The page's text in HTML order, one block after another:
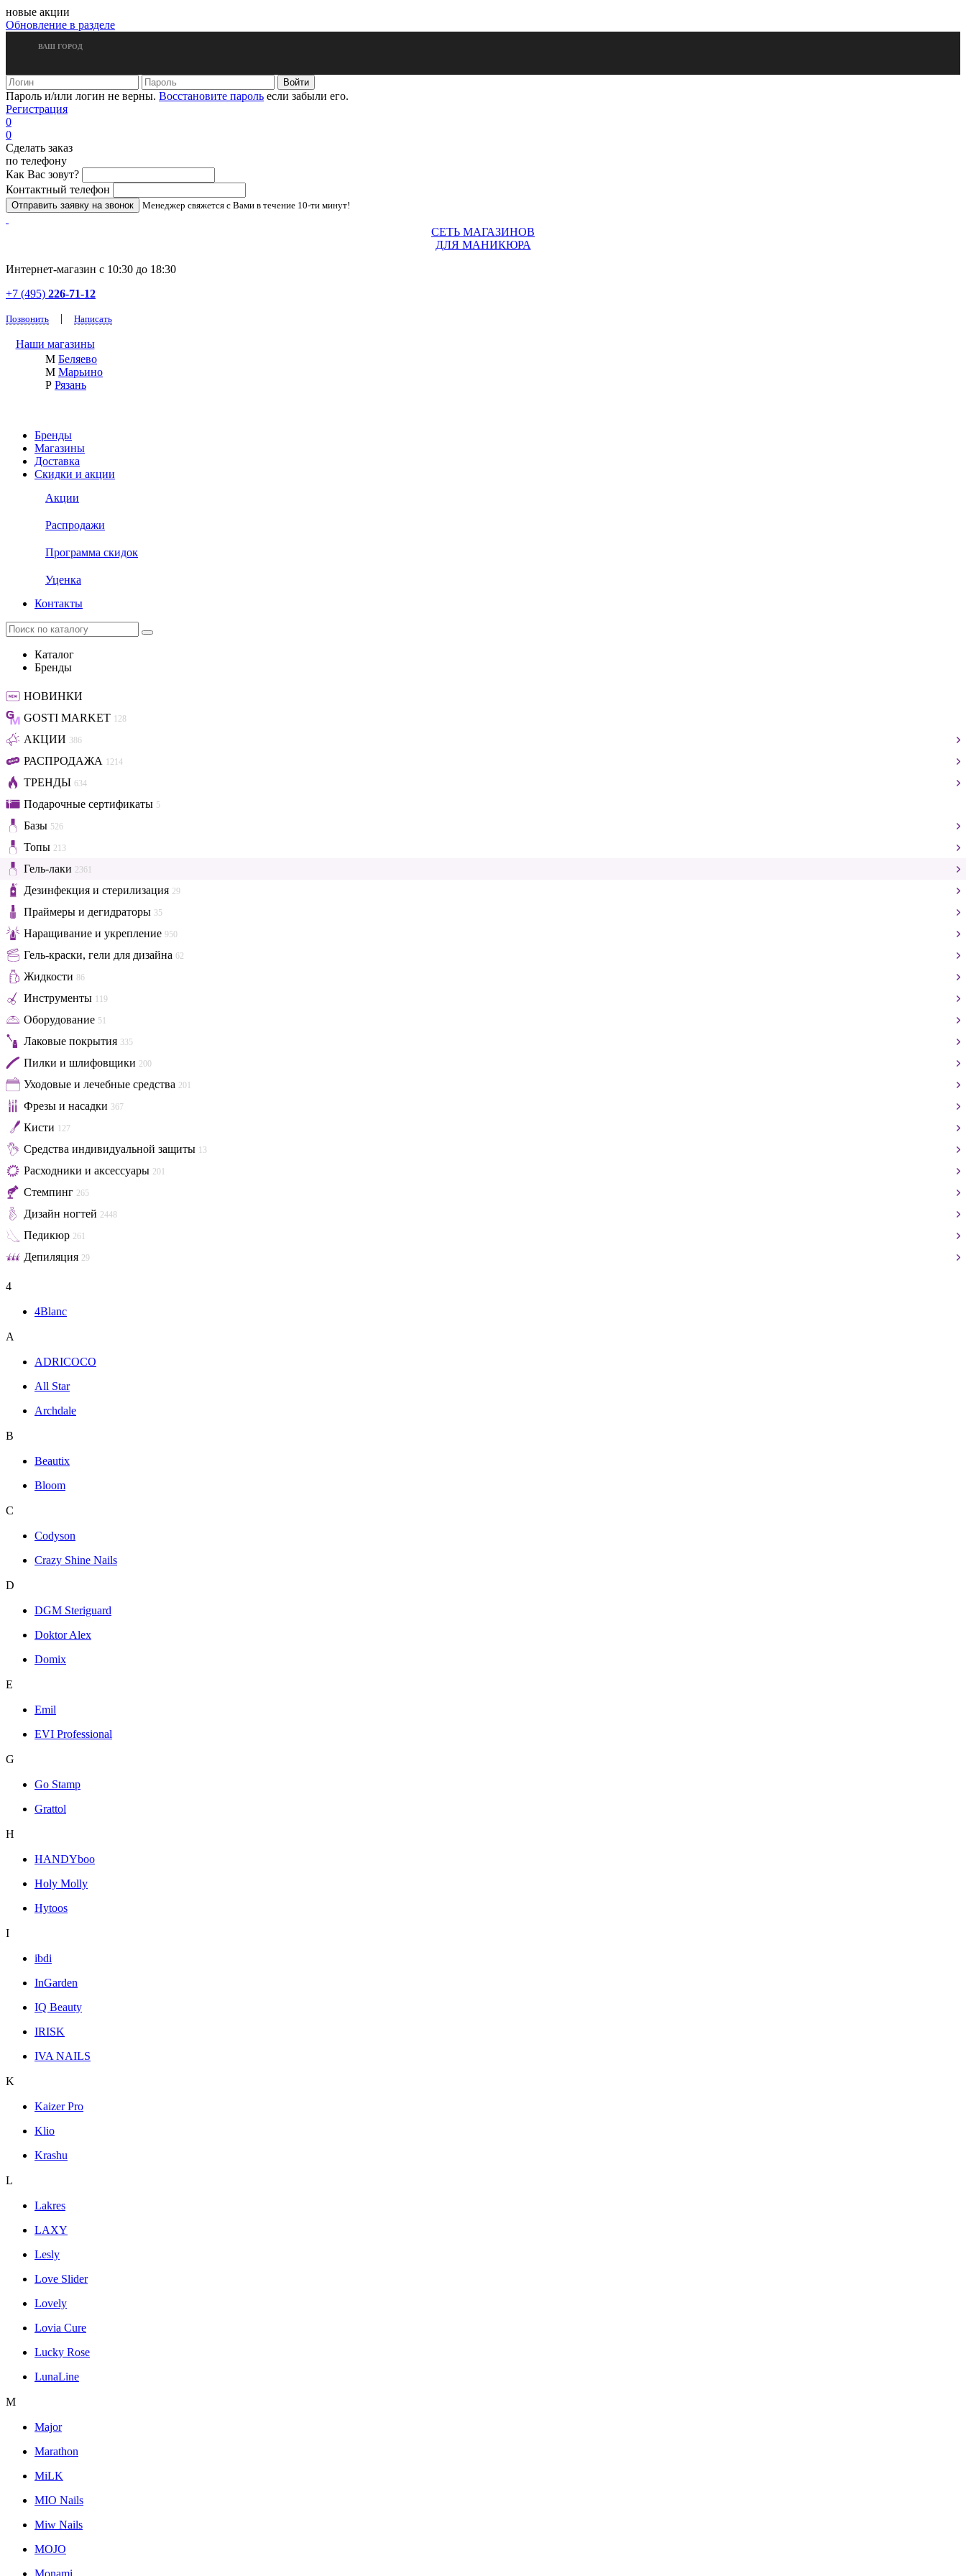
новые акции
Обновление в разделе
ВАШ ГОРОД
Пароль и/или логин не верны. Восстановите пароль если забыли его.
Регистрация
0
0
Сделать заказ
по телефону
Как Вас зовут?
Контактный телефон
Менеджер свяжется с Вами в течение 10-ти минут!
СЕТЬ МАГАЗИНОВ
ДЛЯ МАНИКЮРА
Интернет-магазин с 10:30 до 18:30
+7 (495) 226-71-12
Позвонить | Написать
Наши магазины
М Беляево
М Марьино
Р Рязань
Бренды
Магазины
Доставка
Скидки и акции
Акции
Распродажи
Программа скидок
Уценка
Контакты
Каталог
Бренды
НОВИНКИ
GOSTI MARKET 128
АКЦИИ 386
РАСПРОДАЖА 1214
ТРЕНДЫ 634
Подарочные сертификаты 5
Базы 526
Топы 213
Гель-лаки 2361
Дезинфекция и стерилизация 29
Праймеры и дегидраторы 35
Наращивание и укрепление 950
Гель-краски, гели для дизайна 62
Жидкости 86
Инструменты 119
Оборудование 51
Лаковые покрытия 335
Пилки и шлифовщики 200
Уходовые и лечебные средства 201
Фрезы и насадки 367
Кисти 127
Средства индивидуальной защиты 13
Расходники и аксессуары 201
Стемпинг 265
Дизайн ногтей 2448
Педикюр 261
Депиляция 29
4
4Blanc
A
ADRICOCO
All Star
Archdale
B
Beautix
Bloom
C
Codyson
Crazy Shine Nails
D
DGM Steriguard
Doktor Alex
Domix
E
Emil
EVI Professional
G
Go Stamp
Grattol
H
HANDYboo
Holy Molly
Hytoos
I
ibdi
InGarden
IQ Beauty
IRISK
IVA NAILS
K
Kaizer Pro
Klio
Krashu
L
Lakres
LAXY
Lesly
Love Slider
Lovely
Lovia Cure
Lucky Rose
LunaLine
M
Major
Marathon
MiLK
MIO Nails
Miw Nails
MOJO
Monami